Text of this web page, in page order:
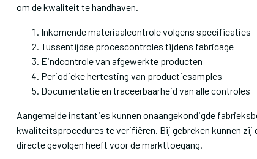
om de kwaliteit te handhaven.
Inkomende materiaalcontrole volgens specificaties
Tussentijdse procescontroles tijdens fabricage
Eindcontrole van afgewerkte producten
Periodieke hertesting van productiesamples
Documentatie en traceerbaarheid van alle controles
Aangemelde instanties kunnen onaangekondigde
kwaliteitsprocedures te verifiëren. Bij gebreken kunnen
directe gevolgen heeft voor de markttoegang.